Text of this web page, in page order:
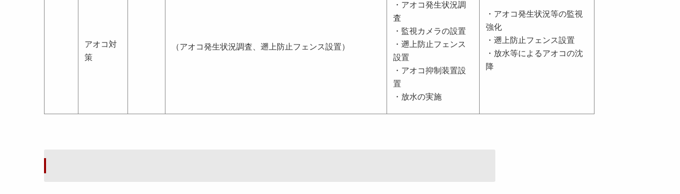
アオコ対
策
（アオコ発生状況調査、遡上防止フェンス設置）
・アオコ発生状況調
査
・監視カメラの設置
・遡上防止フェンス
設置
・アオコ抑制装置設
置
・放水の実施
・アオコ発生状況等の監視
強化
・遡上防止フェンス設置
・放水等によるアオコの沈
降